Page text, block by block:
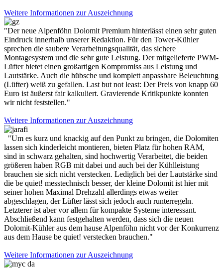
Weitere Informationen zur Auszeichnung
"Der neue Alpenföhn Dolomit Premium hinterlässt einen sehr guten
Eindruck innerhalb unserer Redaktion. Für den Tower-Kühler
sprechen die saubere Verarbeitungsqualität, das sichere
Montagesystem und die sehr gute Leistung. Der mitgelieferte PWM-
Lüfter bietet einen großartigen Kompromiss aus Leistung und
Lautstärke. Auch die hübsche und komplett anpassbare Beleuchtung
(Lüfter) weiß zu gefallen. Last but not least: Der Preis von knapp 60
Euro ist äußerst fair kalkuliert. Gravierende Kritikpunkte konnten
wir nicht feststellen."
Weitere Informationen zur Auszeichnung
"Um es kurz und knackig auf den Punkt zu bringen, die Dolomiten
lassen sich kinderleicht montieren, bieten Platz für hohen RAM,
sind in schwarz gehalten, sind hochwertig Verarbeitet, die beiden
größeren haben RGB mit dabei und auch bei der Kühlleistung
brauchen sie sich nicht verstecken. Lediglich bei der Lautstärke sind
die be quiet! messtechnisch besser, der kleine Dolomit ist hier mit
seiner hohen Maximal Drehzahl allerdings etwas weiter
abgeschlagen, der Lüfter lässt sich jedoch auch runterregeln.
Letzterer ist aber vor allem für kompakte Systeme interessant.
Abschließend kann festgehalten werden, dass sich die neuen
Dolomit-Kühler aus dem hause Alpenföhn nicht vor der Konkurrenz
aus dem Hause be quiet! verstecken brauchen."
Weitere Informationen zur Auszeichnung